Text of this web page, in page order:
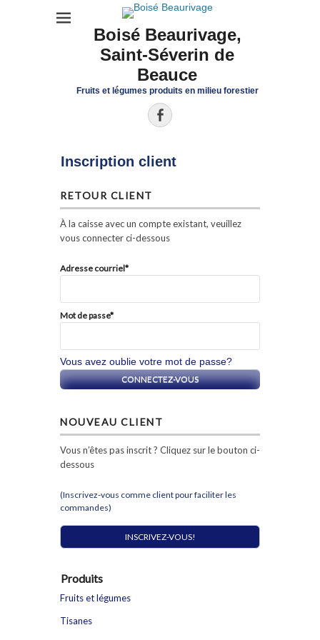
Boisé Beaurivage,
Saint-Séverin de
Beauce
Fruits et légumes produits en milieu forestier
Facebook
Inscription client
RETOUR CLIENT
À la caisse avec un compte existant, veuillez
vous connecter ci-dessous
Adresse courriel*
Mot de passe*
Vous avez oublie votre mot de passe?
NOUVEAU CLIENT
Vous n’êtes pas inscrit ? Cliquez sur le bouton ci-
dessous
(Inscrivez-vous comme client pour faciliter les
commandes)
INSCRIVEZ-VOUS!
Produits
Fruits et légumes
Tisanes